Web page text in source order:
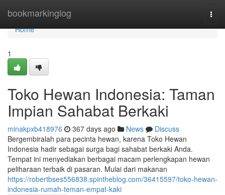
bookmarkinglog
Home
Home
1
Toko Hewan Indonesia: Taman
Impian Sahabat Berkaki
minakpxb418976 367 days ago News
Discuss
Bergembiralah para pecinta hewan, karena Toko Hewan
Indonesia hadir sebagai surga bagi sahabat berkaki Anda.
Tempat ini menyediakan berbagai macam perlengkapan hewan
peliharaan terbaik di pasaran. Mulai dari makanan
https://robertbses556838.spintheblog.com/36415597/toko-hewan-
indonesia-rumah-teman-empat-kaki